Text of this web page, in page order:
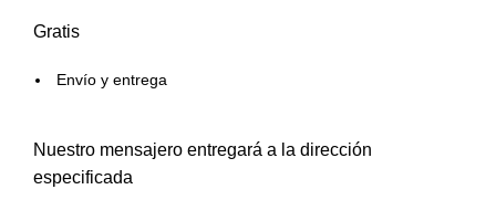
Gratis
Envío y entrega
Nuestro mensajero entregará a la dirección
especificada